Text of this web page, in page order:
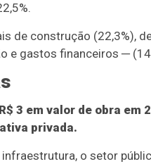
de construção (22,3%),
e gastos financeiros ─
3 em valor de obra em
privada.
o setor